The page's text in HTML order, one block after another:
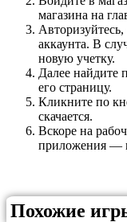
магазина на
аккаунта. В
новую учетку.
Далее найдите
его страницу.
Кликните по
скачается.
Вскоре на
приложения —
Похожие